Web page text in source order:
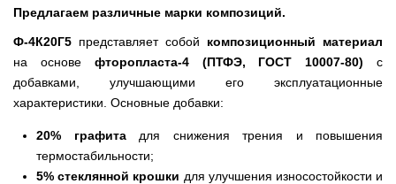
Предлагаем различные марки композиций.
Ф-4К20Г5 представляет собой композиционный материал
на основе фторопласта-4 (ПТФЭ, ГОСТ 10007-80) с
добавками, улучшающими его эксплуатационные
характеристики. Основные добавки:
20% графитадля снижения трения и повышения
термостабильности;
5% стеклянной крошки для улучшения износостойкости и